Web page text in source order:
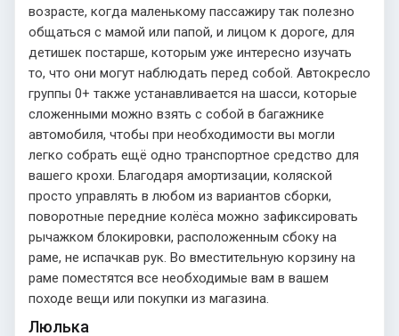
возрасте, когда маленькому пассажиру так полезно
общаться с мамой или папой, и лицом к дороге, для
детишек постарше, которым уже интересно изучать
то, что они могут наблюдать перед собой. Автокресло
группы 0+ также устанавливается на шасси, которые
сложенными можно взять с собой в багажнике
автомобиля, чтобы при необходимости вы могли
легко собрать ещё одно транспортное средство для
вашего крохи. Благодаря амортизации, коляской
просто управлять в любом из вариантов сборки,
поворотные передние колёса можно зафиксировать
рычажком блокировки, расположенным сбоку на
раме, не испачкав рук. Во вместительную корзину на
раме поместятся все необходимые вам в вашем
походе вещи или покупки из магазина.
Люлька